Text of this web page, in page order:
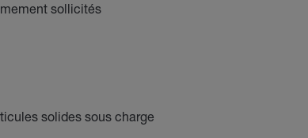
sollicités
solides sous charge